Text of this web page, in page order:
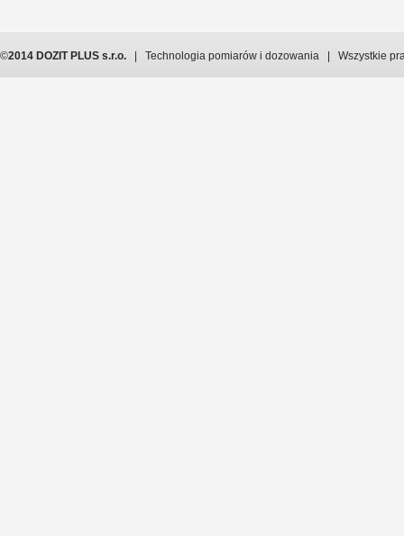
©2014 DOZIT PLUS s.r.o. | Technologia pomiarów i dozowania | Wszystkie